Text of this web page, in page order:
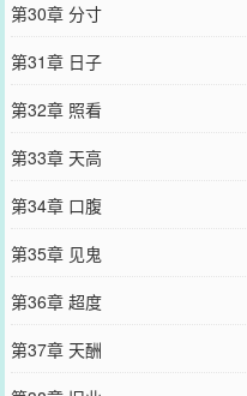
第30章 分寸
第31章 日子
第32章 照看
第33章 天高
第34章 口腹
第35章 见鬼
第36章 超度
第37章 天酬